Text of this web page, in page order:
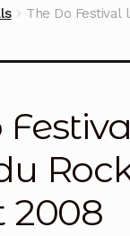
The Do Festival
2008